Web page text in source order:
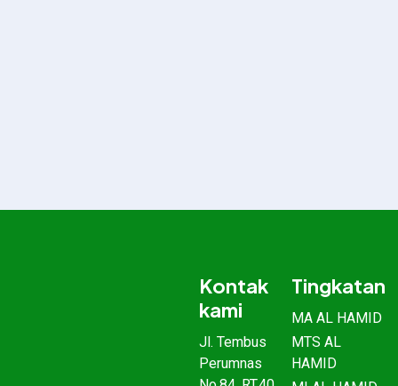
Kontak
kami
Jl. Tembus
Perumnas
Tingkatan
MA AL HAMID
MTS AL
HAMID